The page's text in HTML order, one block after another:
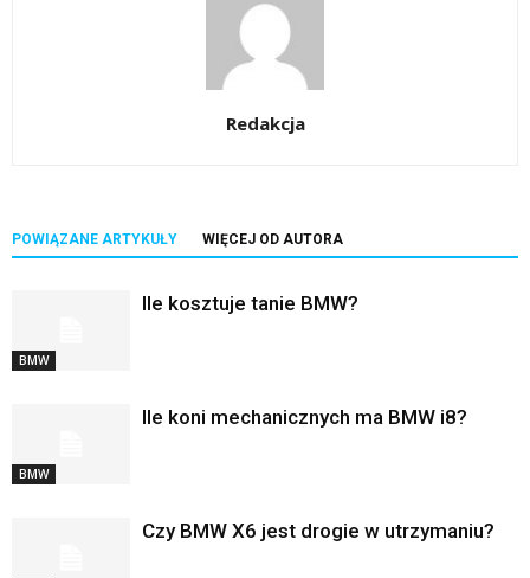
Redakcja
POWIĄZANE ARTYKUŁY WIĘCEJ OD AUTORA
BMW
Ile kosztuje tanie BMW?
BMW
Ile koni mechanicznych ma BMW i8?
Czy BMW X6 jest drogie w utrzymaniu?